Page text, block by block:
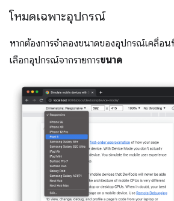
โหมดเฉพาะอุปกรณ์
หากต้องการจำลองขนาดของอุปกรณ์เคลื่อน
เลือกอุปกรณ์จากรายการขนาด